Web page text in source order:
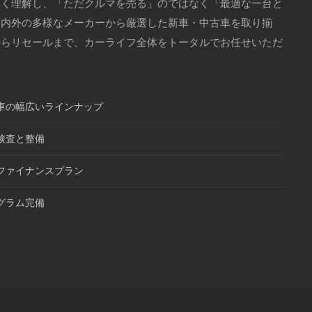
理解し、「ただクルマを売る」のではなく「最適な一台と
外の多様なメーカーから厳選した新車・中古車を取り揃
リセールまで、カーライフ全体をトータルでお任せいただ
の幅広いラインナップ
査と整備
ァイナンスプラン
ラム完備